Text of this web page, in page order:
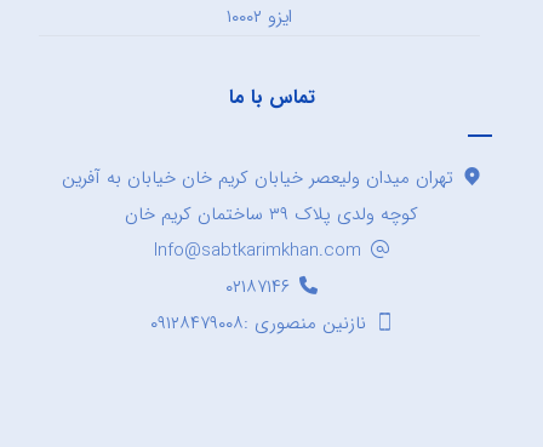
ایزو ۱۰۰۰۲
تماس با ما
تهران میدان ولیعصر خیابان کریم خان خیابان به آفرین
کوچه ولدی پلاک ۳۹ ساختمان کریم خان
Info@sabtkarimkhan.com
۰۲۱۸۷۱۴۶
نازنین منصوری :۰۹۱۲۸۴۷۹۰۰۸